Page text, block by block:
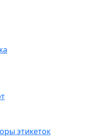
этикеток